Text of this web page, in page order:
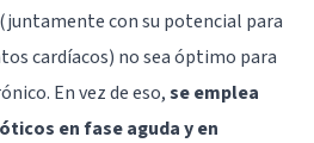
con su potencial para
cardíacos) no sea óptimo para
En vez de eso,se emplea
en fase aguda y en